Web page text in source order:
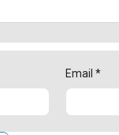
Email *